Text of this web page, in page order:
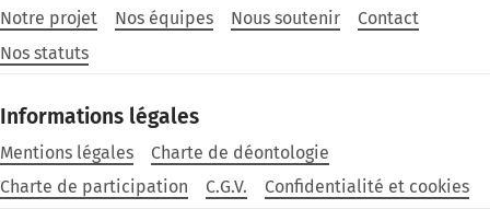
Notre projet Nos équipes Nous soutenir
Contact
Nos statuts
Informations légales
Mentions légales
Charte de déontologie
Charte de participation
C.G.V. Confidentialité et cookies